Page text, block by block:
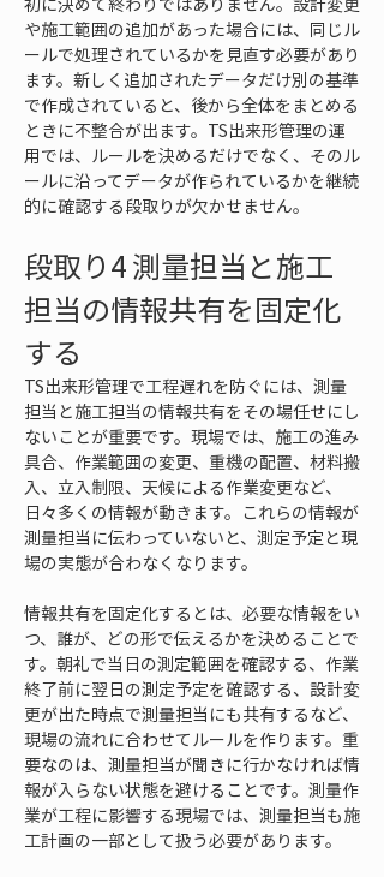
や施工範囲の追加があった場合には、同じル
ールで処理されているかを見直す必要があり
ます。新しく追加されたデータだけ別の基準
で作成されていると、後から全体をまとめる
ときに不整合が出ます。TS出来形管理の運
用では、ルールを決めるだけでなく、そのル
ールに沿ってデータが作られているかを継続
的に確認する段取りが欠かせません。
段取り4 測量担当と施工
担当の情報共有を固定化
する
TS出来形管理で工程遅れを防ぐには、測量
担当と施工担当の情報共有をその場任せにし
ないことが重要です。現場では、施工の進み
具合、作業範囲の変更、重機の配置、材料搬
入、立入制限、天候による作業変更など、
日々多くの情報が動きます。これらの情報が
測量担当に伝わっていないと、測定予定と現
場の実態が合わなくなります。
情報共有を固定化するとは、必要な情報をい
つ、誰が、どの形で伝えるかを決めることで
す。朝礼で当日の測定範囲を確認する、作業
終了前に翌日の測定予定を確認する、設計変
更が出た時点で測量担当にも共有するなど、
現場の流れに合わせてルールを作ります。重
要なのは、測量担当が聞きに行かなければ情
報が入らない状態を避けることです。測量作
業が工程に影響する現場では、測量担当も施
工計画の一部として扱う必要があります。